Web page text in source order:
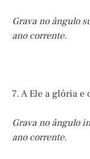
Grava no ângulo
ano corrente.
7. A Ele a glória e
Grava no ângulo
ano corrente.